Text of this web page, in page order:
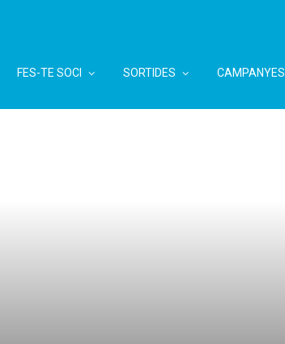
FES-TE SOCI SORTIDES CAMPANYES